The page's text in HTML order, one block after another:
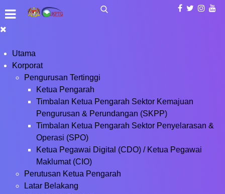
Utama
Korporat
Pengurusan Tertinggi
Ketua Pengarah
Timbalan Ketua Pengarah Sektor Kemajuan
Pengurusan & Perundangan (SKPP)
Timbalan Ketua Pengarah Sektor Penyelarasan &
Operasi (SPO)
Ketua Pegawai Digital (CDO) / Ketua Pegawai
Maklumat (CIO)
Perutusan Ketua Pengarah
Latar Belakang